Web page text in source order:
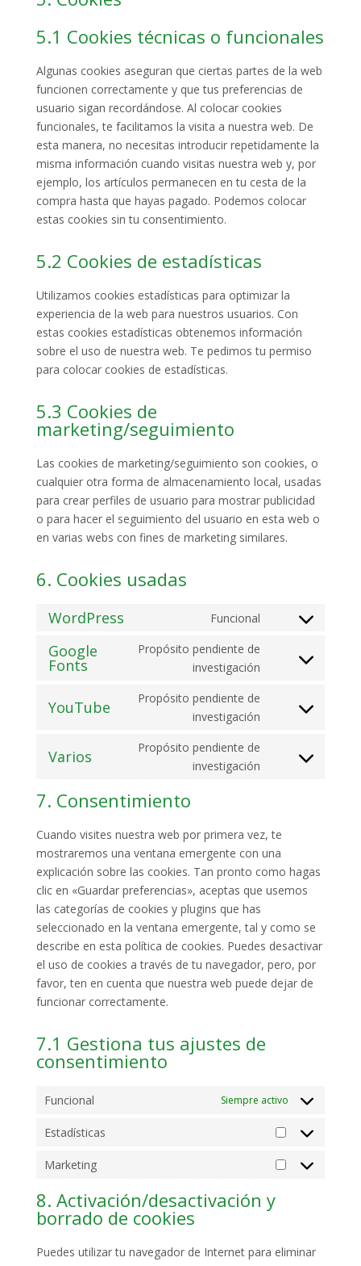
5.1 Cookies técnicas o funcionales
Algunas cookies aseguran que ciertas partes de la web
funcionen correctamente y que tus preferencias de
usuario sigan recordándose. Al colocar cookies
funcionales, te facilitamos la visita a nuestra web. De
esta manera, no necesitas introducir repetidamente la
misma información cuando visitas nuestra web y, por
ejemplo, los artículos permanecen en tu cesta de la
compra hasta que hayas pagado. Podemos colocar
estas cookies sin tu consentimiento.
5.2 Cookies de estadísticas
Utilizamos cookies estadísticas para optimizar la
experiencia de la web para nuestros usuarios. Con
estas cookies estadísticas obtenemos información
sobre el uso de nuestra web. Te pedimos tu permiso
para colocar cookies de estadísticas.
5.3 Cookies de
marketing/seguimiento
Las cookies de marketing/seguimiento son cookies, o
cualquier otra forma de almacenamiento local, usadas
para crear perfiles de usuario para mostrar publicidad
o para hacer el seguimiento del usuario en esta web o
en varias webs con fines de marketing similares.
6. Cookies usadas
WordPress Funcional
Consent
service
Google
Fonts
Propósito pendiente de
investigación
Consent
service
YouTube
Propósito pendiente de
investigación
Consent
service
Varios
Propósito pendiente de
investigación
Consent
7. Consentimiento
Cuando visites nuestra web por primera vez, te
mostraremos una ventana emergente con una
explicación sobre las cookies. Tan pronto como hagas
clic en «Guardar preferencias», aceptas que usemos
las categorías de cookies y plugins que has
seleccionado en la ventana emergente, tal y como se
describe en esta política de cookies. Puedes desactivar
el uso de cookies a través de tu navegador, pero, por
favor, ten en cuenta que nuestra web puede dejar de
funcionar correctamente.
7.1 Gestiona tus ajustes de
consentimiento
Funcional Siempre activo
Estadísticas
Estadísticas
Marketing
Marketing
8. Activación/desactivación y
borrado de cookies
Puedes utilizar tu navegador de Internet para eliminar